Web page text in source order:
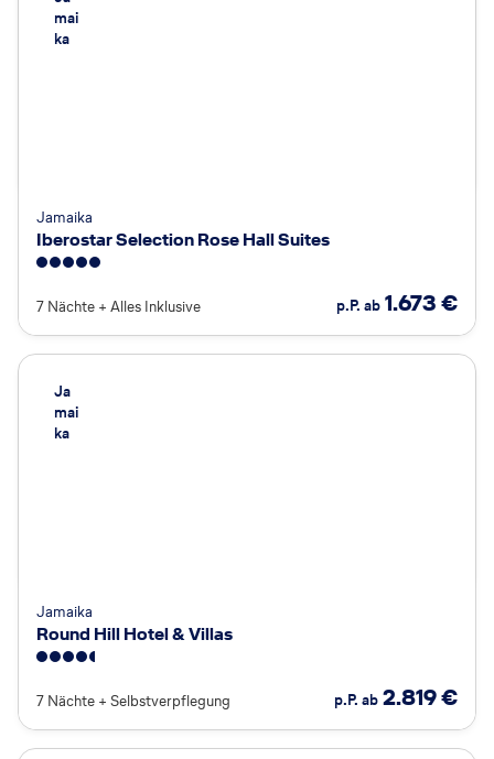
mai
ka
Jamaika
Iberostar Selection Rose Hall Suites
7 Nächte + Alles Inklusive p.P. ab 1.673€
Ja
mai
ka
Jamaika
Round Hill Hotel & Villas
7 Nächte + Selbstverpflegung p.P. ab 2.819€